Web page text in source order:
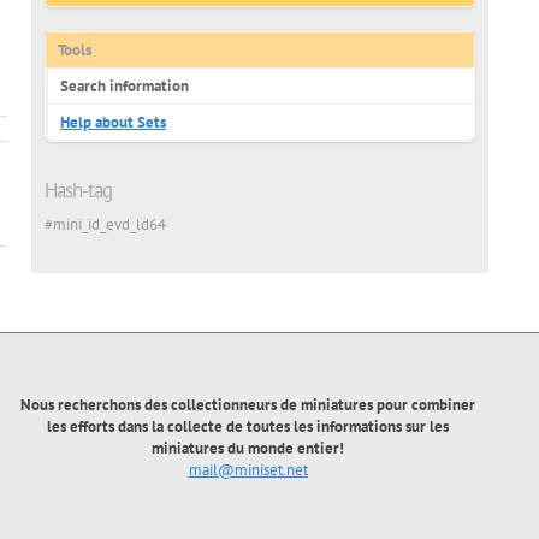
Tools
Search information
Help about Sets
Hash-tag
#mini_id_evd_ld64
Nous recherchons des collectionneurs de miniatures pour combiner
les efforts dans la collecte de toutes les informations sur les
miniatures du monde entier!
mail@miniset.net